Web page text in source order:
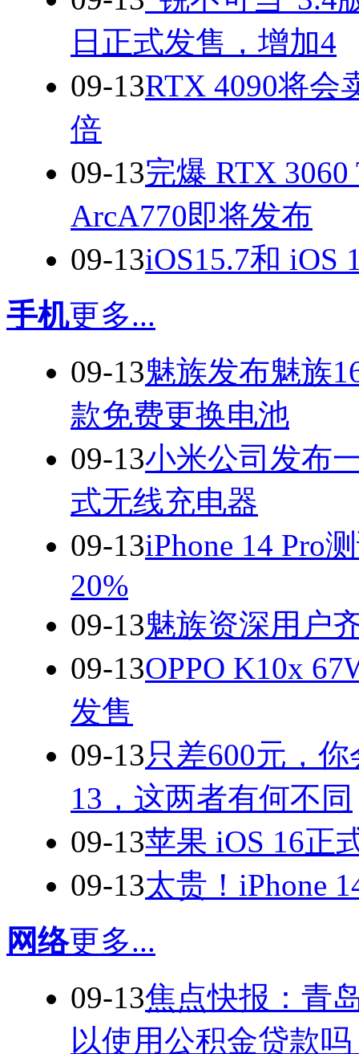
日正式发售，增加4
09-13RTX 4090将会
倍
09-13完爆 RTX
ArcA770即将发布
09-13iOS15.7和 iOS
手机更多...
09-13魅族发布魅族
款免费更换电池
09-13小米公司发布
式无线充电器
09-13iPhone 14 Pro
20%
09-13魅族资深用户
09-13OPPO K10x
发售
09-13只差600元，你
13，这两者有何不同
09-13苹果 iOS 16正
09-13太贵！iPhone
网络更多...
09-13焦点快报：青
以使用公积金贷款吗